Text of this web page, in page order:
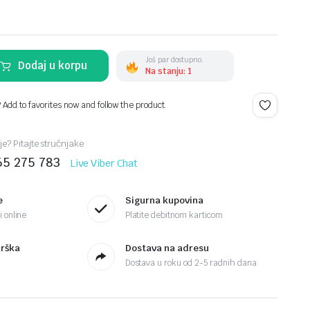
Dodaj u korpu Još par dostupno.
Na stanju: 1
to favorites now and follow the product.
Pitajte stručnjake
275 783 Live Viber Chat
online
Sigurna kupovina
Platite debitnom karticom
Dostava na adresu
Dostava u roku od 2-5 radnih dana